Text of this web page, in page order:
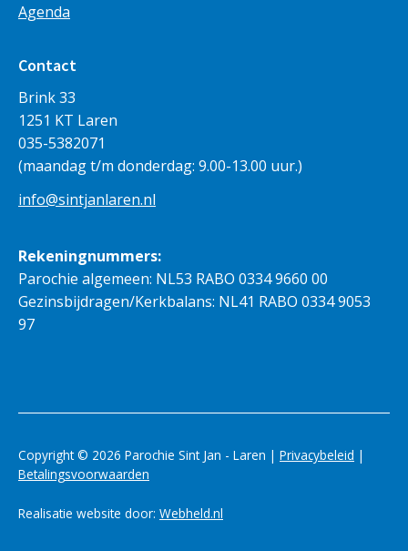
Agenda
Contact
Brink 33
1251 KT Laren
035-5382071
(maandag t/m donderdag: 9.00-13.00 uur.)
info@sintjanlaren.nl
Rekeningnummers:
Parochie algemeen: NL53 RABO 0334 9660 00
Gezinsbijdragen/Kerkbalans: NL41 RABO 0334 9053
97
Copyright © 2026 Parochie Sint Jan - Laren | Privacybeleid |
Betalingsvoorwaarden
Realisatie website door: Webheld.nl